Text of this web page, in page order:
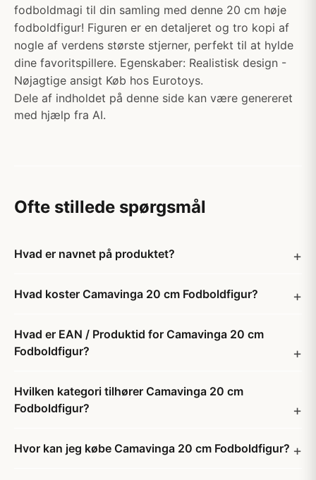
fodboldmagi til din samling med denne 20 cm høje
fodboldfigur! Figuren er en detaljeret og tro kopi af
nogle af verdens største stjerner, perfekt til at hylde
dine favoritspillere. Egenskaber: Realistisk design -
Nøjagtige ansigt Køb hos Eurotoys.
Dele af indholdet på denne side kan være genereret
med hjælp fra AI.
Ofte stillede spørgsmål
Hvad er navnet på produktet?
Hvad koster Camavinga 20 cm Fodboldfigur?
Hvad er EAN / Produktid for Camavinga 20 cm
Fodboldfigur?
Hvilken kategori tilhører Camavinga 20 cm
Fodboldfigur?
Hvor kan jeg købe Camavinga 20 cm Fodboldfigur?